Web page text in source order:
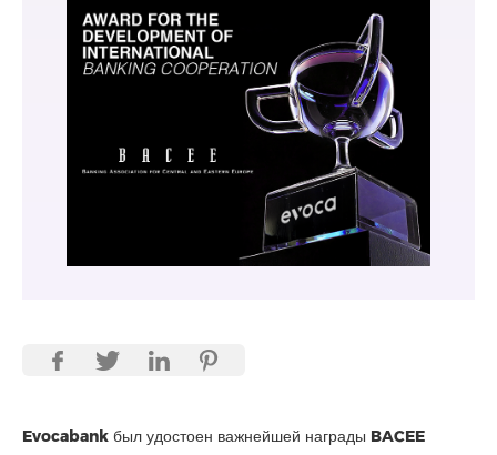
Evocabank был удостоен важнейшей награды BACEE